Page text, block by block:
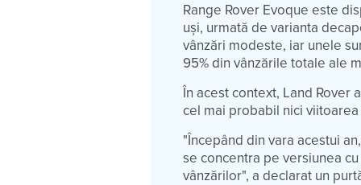
Range Rover Evoque este
uși, urmată de varianta
vânzări modeste, iar unele
95% din vânzările totale ale
În acest context, Land Rover
cel mai probabil nici
"Începând din vara acestui
se concentra pe versiunea
vânzărilor", a declarat un